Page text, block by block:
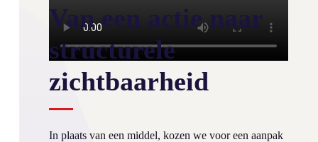
Van een actie naar
structurele
zichtbaarheid
In plaats van een middel, kozen we voor een aanpak